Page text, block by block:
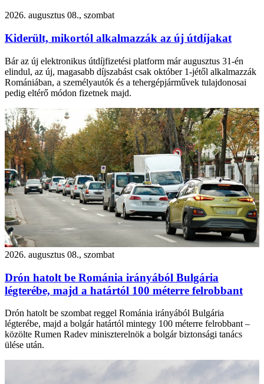
2026. augusztus 08., szombat
Kiderült, mikortól alkalmazzák az új útdíjakat
Bár az új elektronikus útdíjfizetési platform már augusztus 31-én
elindul, az új, magasabb díjszabást csak október 1-jétől alkalmazzák
Romániában, a személyautók és a tehergépjárművek tulajdonosai
pedig eltérő módon fizetnek majd.
2026. augusztus 08., szombat
Drón hatolt be Románia irányából Bulgária
légterébe, majd a határtól 100 méterre felrobbant
Drón hatolt be szombat reggel Románia irányából Bulgária
légterébe, majd a bolgár határtól mintegy 100 méterre felrobbant –
közölte Rumen Radev miniszterelnök a bolgár biztonsági tanács
ülése után.